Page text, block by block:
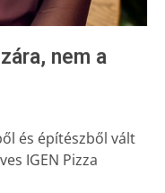
nem a
és építészből vált
IGEN Pizza